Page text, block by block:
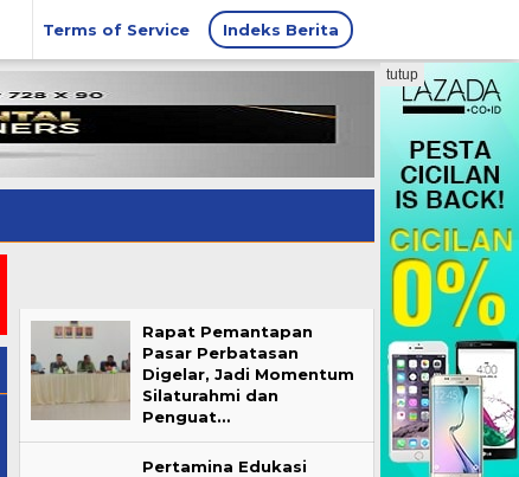
Terms of Service Indeks Berita
tutup
Rapat Pemantapan
Pasar Perbatasan
Digelar, Jadi Momentum
Silaturahmi dan
Penguat…
Pertamina Edukasi